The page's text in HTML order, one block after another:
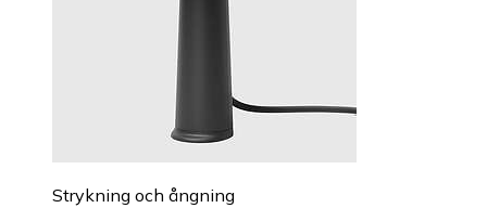
Strykning och ångning